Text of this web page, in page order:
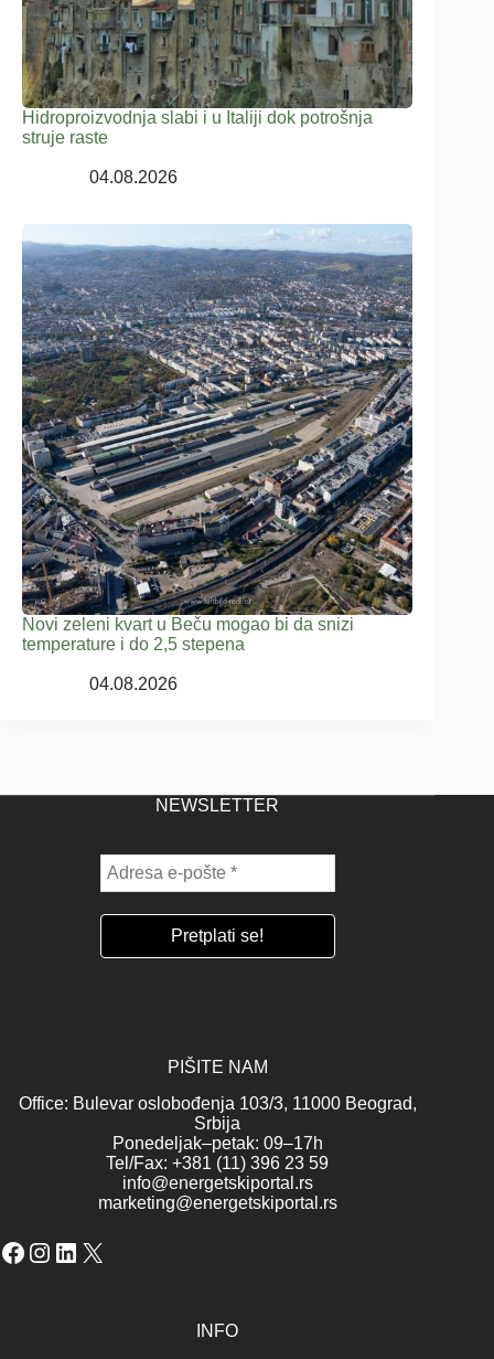
Hidroproizvodnja slabi i u Italiji dok potrošnja
struje raste
04.08.2026
Novi zeleni kvart u Beču mogao bi da snizi
temperature i do 2,5 stepena
04.08.2026
NEWSLETTER
PIŠITE NAM
Office: Bulevar oslobođenja 103/3, 11000 Beograd,
Srbija
Ponedeljak–petak: 09–17h
Tel/Fax: +381 (11) 396 23 59
info@energetskiportal.rs
marketing@energetskiportal.rs
Facebook
Instagram
LinkedIn
X
INFO